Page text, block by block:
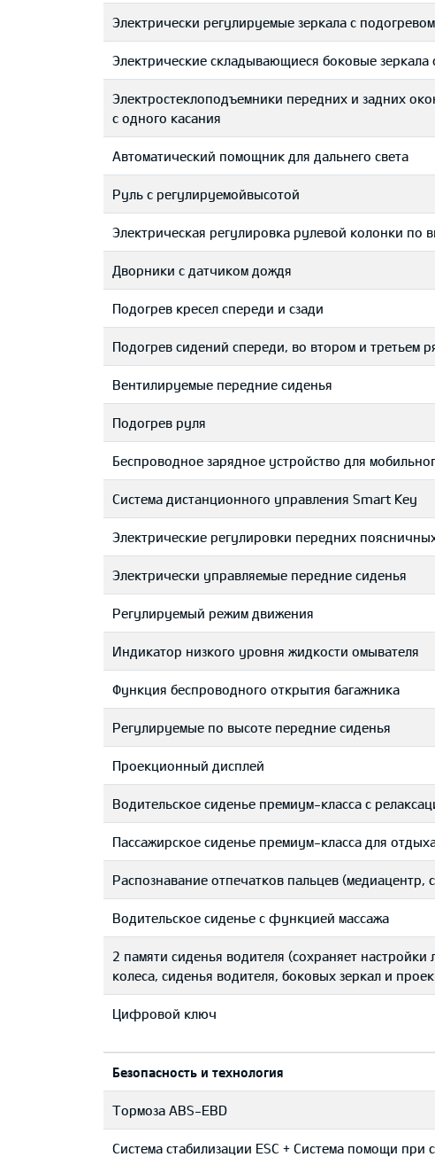
Электрически регулируемые зеркала с подогревом
Электрические складывающиеся боковые зеркала
Электростеклоподъемники передних и задних
с одного касания
Автоматический помощник для дальнего света
Руль с регулируемойвысотой
Электрическая регулировка рулевой колонки по
Дворники с датчиком дождя
Подогрев кресел спереди и сзади
Подогрев сидений спереди, во втором и третьем
Вентилируемые передние сиденья
Подогрев руля
Беспроводное зарядное устройство для
Система дистанционного управления Smart Key
Электрические регулировки передних
Электрически управляемые передние сиденья
Регулируемый режим движения
Индикатор низкого уровня жидкости омывателя
Функция беспроводного открытия багажника
Регулируемые по высоте передние сиденья
Проекционный дисплей
Водительское сиденье премиум-класса с
Пассажирское сиденье премиум-класса для
Распознавание отпечатков пальцев (медиацентр,
Водительское сиденье с функцией массажа
2 памяти сиденья водителя (сохраняет
колеса, сиденья водителя, боковых зеркал и
Цифровой ключ
Безопасность и технология
Тормоза ABS-EBD
Система стабилизации ESC + Система помощи при